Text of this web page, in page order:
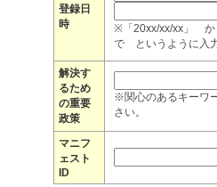
登録日
時
※「20xx/xx/xx」 か
で というように入
解決す
るため
の重要
政策
※関心のあるキーワ
さい。
マニフ
ェスト
ID